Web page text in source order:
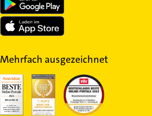
Mehrfach ausgezeichnet